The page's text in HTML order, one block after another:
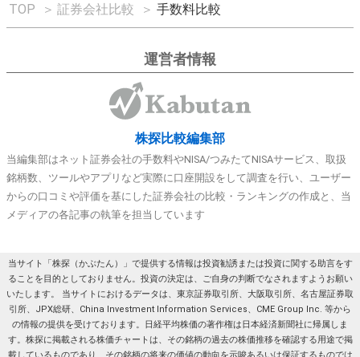
TOP ＞ 証券会社比較 ＞ 手数料比較
運営者情報
株探比較編集部
当編集部はネット証券会社の手数料やNISA/つみたてNISAサービス、取扱
銘柄数、ツールやアプリなど実際に口座開設をして調査を行い、ユーザー
からの口コミや評価を基にした証券会社の比較・ランキングの作成と、当
メディアの各記事の執筆を担当しています
当サイト「株探（かぶたん）」で提供する情報は投資勧誘または投資に関する助言をす
ることを目的としておりません。投資の決定は、ご自身の判断でなされますようお願い
いたします。 当サイトにおけるデータは、東京証券取引所、大阪取引所、名古屋証券取
引所、JPX総研、China Investment Information Services、CME Group Inc. 等から
の情報の提供を受けております。日経平均株価の著作権は日本経済新聞社に帰属しま
す。株探に掲載される株価チャートは、その銘柄の過去の株価推移を確認する用途で掲